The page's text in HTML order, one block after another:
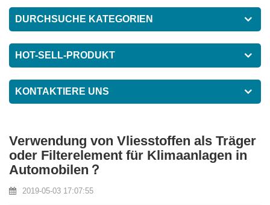
DURCHSUCHE KATEGORIEN
HOT-SELL-PRODUKT
KONTAKTIERE UNS
Verwendung von Vliesstoffen als Träger
oder Filterelement für Klimaanlagen in
Automobilen？
2019-05-03 17:07:55